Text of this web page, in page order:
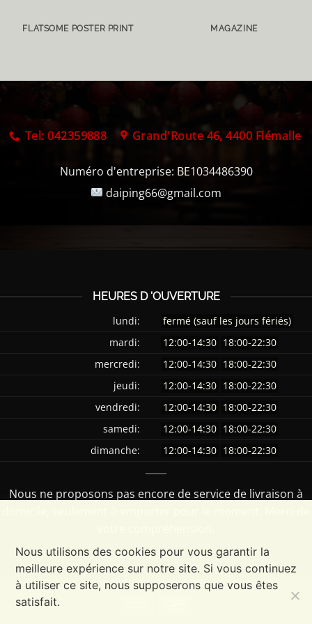
FLATSOME POSTER PRINT MAGAZINE
Tel: 042359888 Grand'Route 46, 4400 Flémalle
Numéro d'entreprise: BE1034486390
daiping66@gmail.com
HEURES D 'OUVERTURE
lundi:
fermé (sauf les jours fériés)
mardi:
12:00-14:30 18:00-22:30
mercredi:
12:00-14:30 18:00-22:30
jeudi:
12:00-14:30 18:00-22:30
vendredi:
12:00-14:30 18:00-22:30
samedi:
12:00-14:30 18:00-22:30
dimanche:
12:00-14:30 18:00-22:30
Nous ne proposons pas encore de service de livraison à
Nous utilisons des cookies pour vous garantir la
meilleure expérience sur notre site. Si vous continuez
à utiliser ce site, nous supposerons que vous êtes
satisfait.